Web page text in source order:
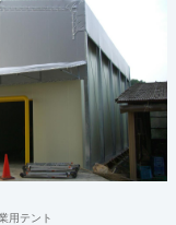
用テント